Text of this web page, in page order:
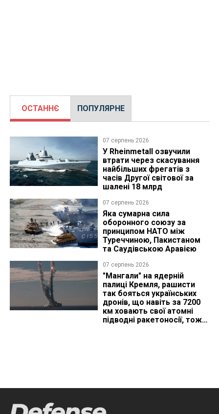
ОСТАННЄ ПОПУЛЯРНЕ
07 серпень 2026
У Rheinmetall озвучили
втрати через скасування
найбільших фрегатів з
часів Другої світової за
шалені 18 млрд
07 серпень 2026
Яка сумарна сила
оборонного союзу за
принципом НАТО між
Туреччиною, Пакистаном
та Саудівською Аравією
07 серпень 2026
"Мангали" на ядерній
палиці Кремля, рашисти
так бояться українських
дронів, що навіть за 7200
км ховають свої атомні
підводні ракетоносії, тож